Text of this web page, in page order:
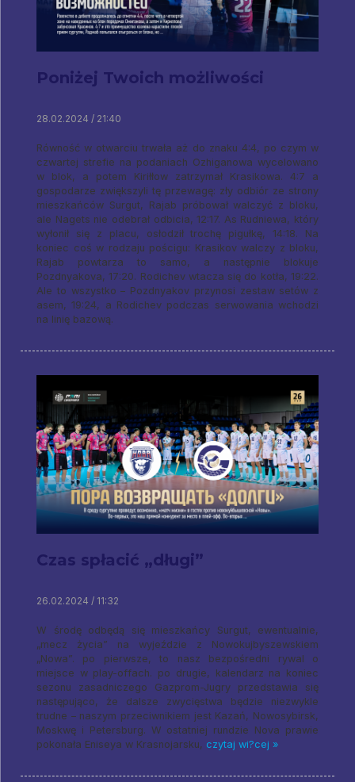
Poniżej Twoich możliwości
28.02.2024 / 21:40
Równość w otwarciu trwała aż do znaku 4:4, po czym w
czwartej strefie na podaniach Ozhiganowa wycelowano
w blok, a potem Kiriłłow zatrzymał Krasikowa. 4:7 a
gospodarze zwiększyli tę przewagę: zły odbiór ze strony
mieszkańców Surgut, Rajab próbował walczyć z bloku,
ale Nagets nie odebrał odbicia, 12:17. As Rudniewa, który
wyłonił się z placu, osłodził trochę pigułkę, 14:18. Na
koniec coś w rodzaju pościgu: Krasikov walczy z bloku,
Rajab powtarza to samo, a następnie blokuje
Pozdnyakova, 17:20. Rodichev wtacza się do kotła, 19:22.
Ale to wszystko – Pozdnyakov przynosi zestaw setów z
asem, 19:24, a Rodichev podczas serwowania wchodzi
na linię bazową.
Czas spłacić „długi”
26.02.2024 / 11:32
W środę odbędą się mieszkańcy Surgut, ewentualnie,
„mecz życia” na wyjeździe z Nowokujbyszewskiem
„Nowa”. po pierwsze, to nasz bezpośredni rywal o
miejsce w play-offach. po drugie, kalendarz na koniec
sezonu zasadniczego Gazprom-Jugry przedstawia się
następująco, że dalsze zwycięstwa będzie niezwykle
trudne – naszym przeciwnikiem jest Kazań, Nowosybirsk,
Moskwę i Petersburg. W ostatniej rundzie Nova prawie
pokonała Eniseya w Krasnojarsku, czytaj wi?cej »